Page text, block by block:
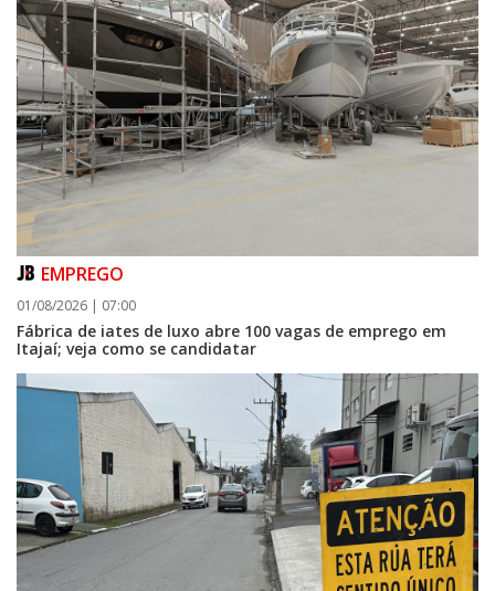
EMPREGO
01/08/2026 | 07:00
Fábrica de iates de luxo abre 100 vagas de emprego em
Itajaí; veja como se candidatar